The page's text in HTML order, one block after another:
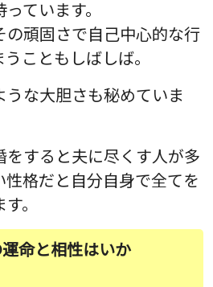
ています。
の頑固さで自己中心的な行
こともしばしば。
うな大胆さも秘めていま
すると夫に尽くす人が多
性格だと自分自身で全てを
。
命と相性はいか